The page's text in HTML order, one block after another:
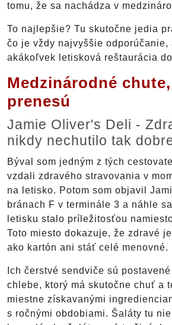
tomu, že sa nachádza v
To najlepšie? Tu skutočne jedia
čo je vždy najvyššie odporúčanie,
akákoľvek letisková reštaurácia
Medzinárodné
prenesú
Jamie Oliver's Deli -
nikdy nechutilo tak
Býval som jedným z tých
vzdali zdravého stravovania v
na letisko. Potom som objavil
bránach F v terminále 3 a náhle
letisku stalo príležitosťou
Toto miesto dokazuje, že zdravé
ako kartón ani stáť celé menovné.
Ich čerstvé sendviče sú
chlebe, ktorý má skutočne chuť a
miestne získavanými
s ročnými obdobiami. Šaláty tu